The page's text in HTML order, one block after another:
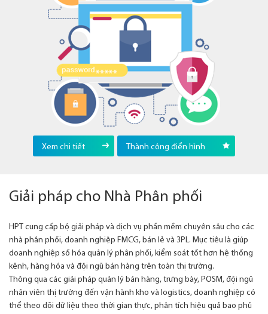
Xem chi tiết Thành công điển hình
Giải pháp cho Nhà Phân phối
HPT cung cấp bộ giải pháp và dịch vụ phần mềm chuyên sâu cho các
nhà phân phối, doanh nghiệp FMCG, bán lẻ và 3PL. Mục tiêu là giúp
doanh nghiệp số hóa quản lý phân phối, kiểm soát tốt hơn hệ thống
kênh, hàng hóa và đội ngũ bán hàng trên toàn thị trường.
Thông qua các giải pháp quản lý bán hàng, trưng bày, POSM, đội ngũ
nhân viên thị trường đến vận hành kho và logistics, doanh nghiệp có
thể theo dõi dữ liệu theo thời gian thực, phân tích hiệu quả bao phủ